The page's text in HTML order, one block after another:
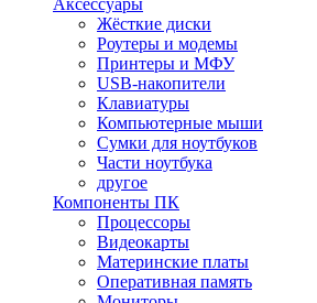
Аксессуары
Жёсткие диски
Роутеры и модемы
Принтеры и МФУ
USB-накопители
Клавиатуры
Компьютерные мыши
Сумки для ноутбуков
Части ноутбука
другое
Компоненты ПК
Процессоры
Видеокарты
Материнские платы
Оперативная память